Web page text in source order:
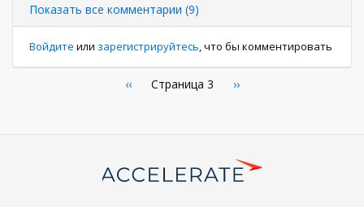
Показать все комментарии (9)
Войдите или зарегистрируйтесь, что бы комментировать
Нумерация
←
‹‹ Страница 3
Следующая
››